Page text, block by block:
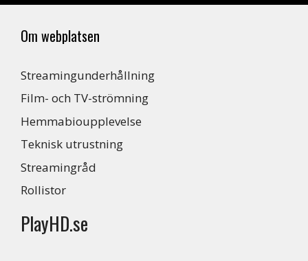
Om webplatsen
Streamingunderhållning
Film- och TV-strömning
Hemmabioupplevelse
Teknisk utrustning
Streamingråd
Rollistor
PlayHD.se